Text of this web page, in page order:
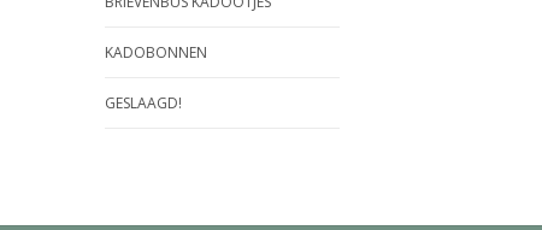
KADOBONNEN
GESLAAGD!